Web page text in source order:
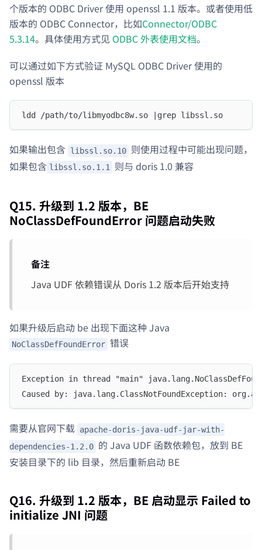
个版本的 ODBC Driver 使用 openssl 1.1 版本。或者使用低
版本的 ODBC Connector，比如Connector/ODBC
5.3.14。具体使用方式见 ODBC 外表使用文档。
可以通过如下方式验证 MySQL ODBC Driver 使用的
openssl 版本
ldd /path/to/libmyodbc8w.so |grep libssl.so
如果输出包含 libssl.so.10 则使用过程中可能出现问题，
如果包含 libssl.so.1.1 则与 doris 1.0 兼容
Q15. 升级到 1.2 版本，BE
NoClassDefFoundError 问题启动失败
备注
Java UDF 依赖错误从 Doris 1.2 版本后开始支持
如果升级后启动 be 出现下面这种 Java
NoClassDefFoundError 错误
Exception in thread "main"
Caused by: java.lang.ClassNotFoundException:
需要从官网下载 apache-doris-java-udf-jar-with-
dependencies-1.2.0 的 Java UDF 函数依赖包，放到 BE
安装目录下的 lib 目录，然后重新启动 BE
Q16. 升级到 1.2 版本，BE 启动显示 Failed to
initialize JNI 问题